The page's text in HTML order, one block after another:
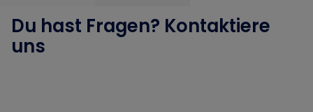
Du hast Fragen? Kontaktiere
uns